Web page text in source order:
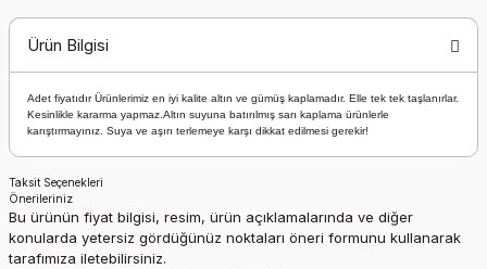
Ürün Bilgisi
Adet fiyatıdır Ürünlerimiz en iyi kalite altın ve gümüş kaplamadır. Elle tek tek taşlanırlar.
Kesinlikle kararma yapmaz.Altın suyuna batırılmış sarı kaplama ürünlerle
karıştırmayınız. Suya ve aşırı terlemeye karşı dikkat edilmesi gerekir!
Taksit Seçenekleri
Önerileriniz
Bu ürünün fiyat bilgisi, resim, ürün açıklamalarında ve diğer
konularda yetersiz gördüğünüz noktaları öneri formunu kullanarak
tarafımıza iletebilirsiniz.